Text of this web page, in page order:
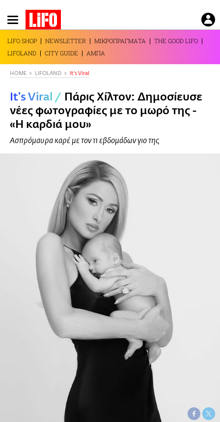
Παράκαμψη
προς
το
κυρίως
περιεχόμενο
LIFO SHOP NEWSLETTER ΜΙΚΡΟΠΡΑΓΜΑΤΑ
THE GOOD LIFO
LIFOLAND
CITY GUIDE ΑΜΠΑ
HOME LIFOLAND It's Viral
It's Viral / Πάρις Χίλτον: Δημοσίευσε
νέες φωτογραφίες με το μωρό της -
«Η καρδιά μου»
Ασπρόμαυρα καρέ με τον 11 εβδομάδων γιο της